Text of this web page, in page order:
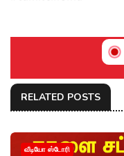
RELATED POSTS
வீடியோ ஸ்டோரி